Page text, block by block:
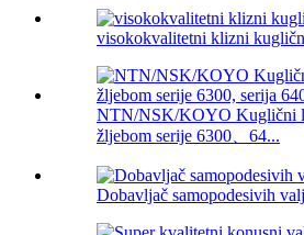
visokokvalitetni klizni
NTN/NSK/KOYO Kuglični
žljebom serije 6300、64...
Dobavljač samopodesivih